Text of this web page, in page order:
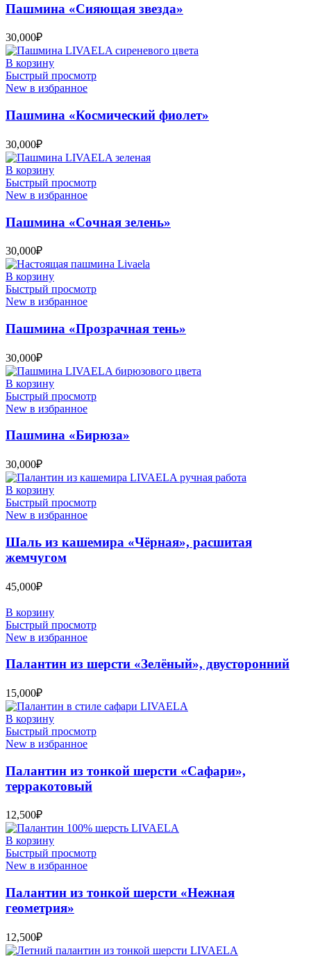
Пашмина «Сияющая звезда»
30,000₽
В корзину
Быстрый просмотр
New в избранное
Пашмина «Космический фиолет»
30,000₽
В корзину
Быстрый просмотр
New в избранное
Пашмина «Сочная зелень»
30,000₽
В корзину
Быстрый просмотр
New в избранное
Пашмина «Прозрачная тень»
30,000₽
В корзину
Быстрый просмотр
New в избранное
Пашмина «Бирюза»
30,000₽
В корзину
Быстрый просмотр
New в избранное
Шаль из кашемира «Чёрная», расшитая
жемчугом
45,000₽
В корзину
Быстрый просмотр
New в избранное
Палантин из шерсти «Зелёный», двусторонний
15,000₽
В корзину
Быстрый просмотр
New в избранное
Палантин из тонкой шерсти «Сафари»,
терракотовый
12,500₽
В корзину
Быстрый просмотр
New в избранное
Палантин из тонкой шерсти «Нежная
геометрия»
12,500₽